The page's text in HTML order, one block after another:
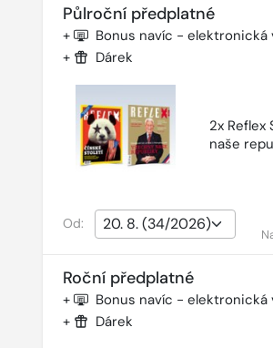
Půlroční předplatné
+ Bonus navíc - elektronická
+ Dárek
2x
naše
Od:
Roční předplatné
+ Bonus navíc - elektronická
+
Dárek